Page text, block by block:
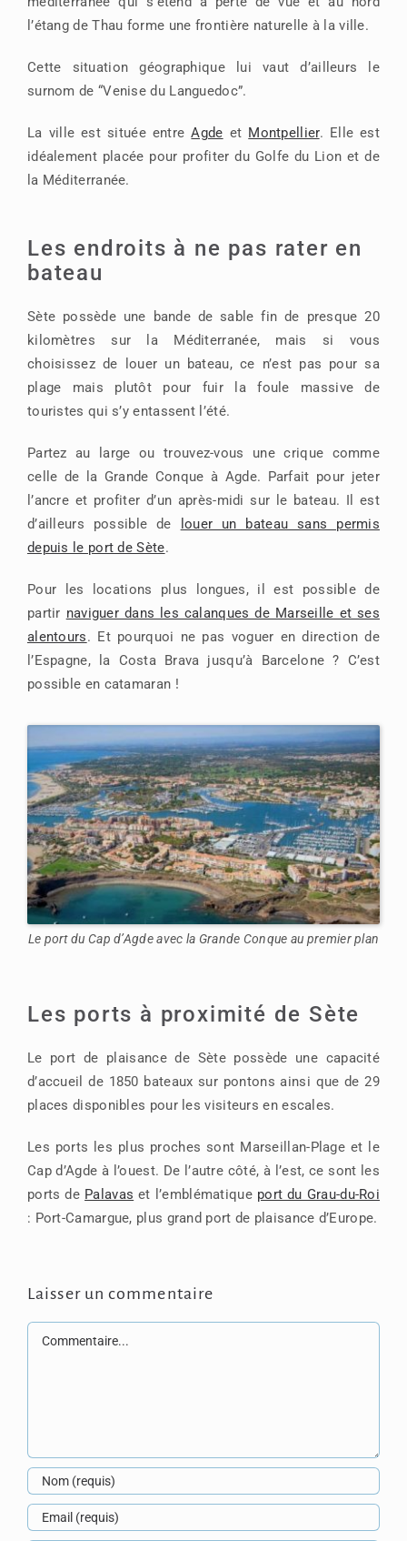
l’étang de Thau forme une frontière naturelle à la ville.
Cette situation géographique lui vaut d’ailleurs le
surnom de “Venise du Languedoc”.
La ville est située entreAgde et Montpellier. Elle est
idéalement placée pour profiter du Golfe du Lion et de
la Méditerranée.
Les endroits à ne pas rater en
bateau
Sète possède une bande de sable fin de presque 20
kilomètres sur la Méditerranée, mais si vous
choisissez de louer un bateau, ce n’est pas pour sa
plage mais plutôt pour fuir la foule massive de
touristes qui s’y entassent l’été.
Partez au large ou trouvez-vous une crique comme
celle de la Grande Conque à Agde. Parfait pour jeter
l’ancre et profiter d’un après-midi sur le bateau. Il est
d’ailleurs possible de
louer un bateau sans permis
depuis le port de Sète.
Pour les locations plus longues, il est possible de
partir naviguer dans les calanques de Marseille et ses
alentours. Et pourquoi ne pas voguer en direction de
l’Espagne, la Costa Brava jusqu’à Barcelone ? C’est
possible en catamaran !
Le port du Cap d’Agde avec la Grande Conque au premier plan
Les ports à proximité de Sète
Le port de plaisance de Sète possède une capacité
d’accueil de 1850 bateaux sur pontons ainsi que de 29
places disponibles pour les visiteurs en escales.
Les ports les plus proches sont Marseillan-Plage et le
Cap d’Agde à l’ouest. De l’autre côté, à l’est, ce sont les
ports de Palavas et l’emblématique port du Grau-du-Roi
: Port-Camargue, plus grand port de plaisance d’Europe.
Laisser un commentaire
Commentaire